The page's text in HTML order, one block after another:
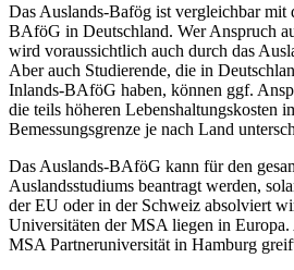
Das Auslands-Bafög ist vergleichbar mit
BAföG in Deutschland. Wer Anspruch
wird voraussichtlich auch durch das
Aber auch Studierende, die in
Inlands-BAföG haben, können ggf.
die teils höheren Lebenshaltungskosten
Bemessungsgrenze je nach Land
Das Auslands-BAföG kann für den
Auslandsstudiums beantragt werden,
der EU oder in der Schweiz absolviert
Universitäten der MSA liegen in
MSA Partneruniversität in Hamburg